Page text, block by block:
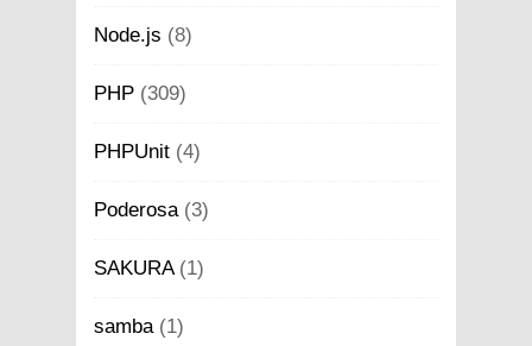
Node.js (8)
PHP (309)
PHPUnit (4)
Poderosa(3)
SAKURA(1)
samba(1)